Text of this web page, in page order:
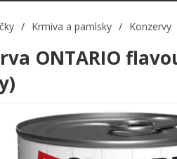
/ Krmiva a pamlsky / Konzervy
ONTARIO